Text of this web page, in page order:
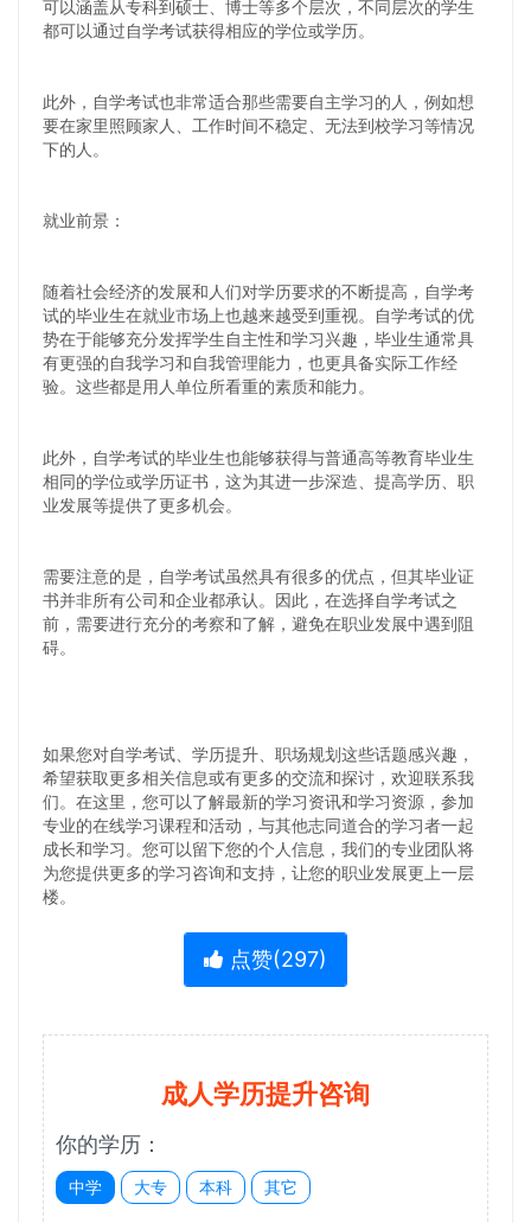
可以涵盖从专科到硕士、博士等多个层次，不同层次的学生
都可以通过自学考试获得相应的学位或学历。
此外，自学考试也非常适合那些需要自主学习的人，例如想
要在家里照顾家人、工作时间不稳定、无法到校学习等情况
下的人。
就业前景：
随着社会经济的发展和人们对学历要求的不断提高，自学考
试的毕业生在就业市场上也越来越受到重视。自学考试的优
势在于能够充分发挥学生自主性和学习兴趣，毕业生通常具
有更强的自我学习和自我管理能力，也更具备实际工作经
验。这些都是用人单位所看重的素质和能力。
此外，自学考试的毕业生也能够获得与普通高等教育毕业生
相同的学位或学历证书，这为其进一步深造、提高学历、职
业发展等提供了更多机会。
需要注意的是，自学考试虽然具有很多的优点，但其毕业证
书并非所有公司和企业都承认。因此，在选择自学考试之
前，需要进行充分的考察和了解，避免在职业发展中遇到阻
碍。
如果您对自学考试、学历提升、职场规划这些话题感兴趣，
希望获取更多相关信息或有更多的交流和探讨，欢迎联系我
们。在这里，您可以了解最新的学习资讯和学习资源，参加
专业的在线学习课程和活动，与其他志同道合的学习者一起
成长和学习。您可以留下您的个人信息，我们的专业团队将
为您提供更多的学习咨询和支持，让您的职业发展更上一层
楼。
点赞(297)
成人学历提升咨询
你的学历：
中学 大专 本科 其它